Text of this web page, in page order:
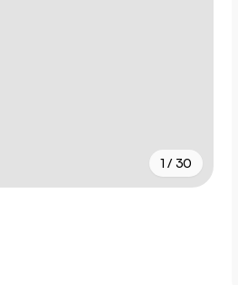
1 / 30